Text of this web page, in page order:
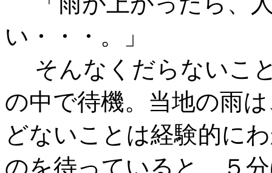
い・・・。」
そんなくだらないこ
の中で待機。当地の雨
どないことは経験的に
のを待っていると、５